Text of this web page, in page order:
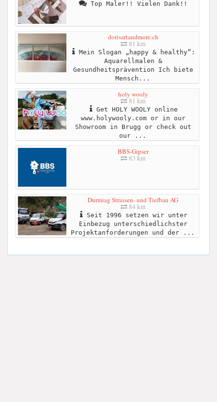
Top Maler!! Vielen Dank!!
dorisartandmore.ch
81 km
Mein Slogan „happy & healthy“:
Aquarellmalen &
Gesundheitsprävention Ich biete
Mensch...
holy wooly
81 km
Get HOLY WOOLY online
www.holywooly.com or in our
Showroom in Brugg or check out
our ...
BBS-Gipser
83 km
Durmiag Strassen- und Tiefbau AG
84 km
Seit 1996 setzen wir unter
Einbezug unterschiedlichster
Projektanforderungen und der ...